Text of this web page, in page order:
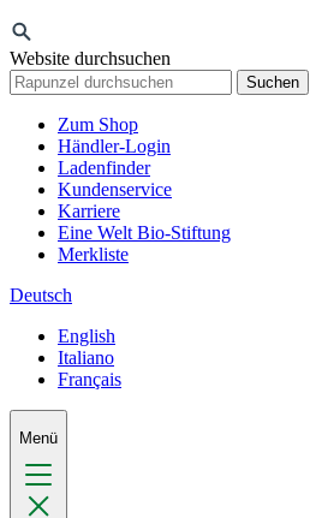
Website durchsuchen
Suchen
Zum Shop
Händler-Login
Ladenfinder
Kundenservice
Karriere
Eine Welt Bio-Stiftung
Merkliste
Deutsch
English
Italiano
Français
Menü